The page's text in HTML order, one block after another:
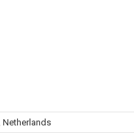
Netherlands